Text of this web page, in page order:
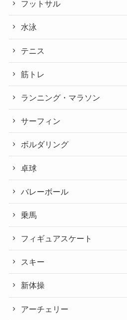
フットサル
水泳
テニス
筋トレ
ランニング・マラソン
サーフィン
ボルダリング
卓球
バレーボール
乗馬
フィギュアスケート
スキー
新体操
アーチェリー